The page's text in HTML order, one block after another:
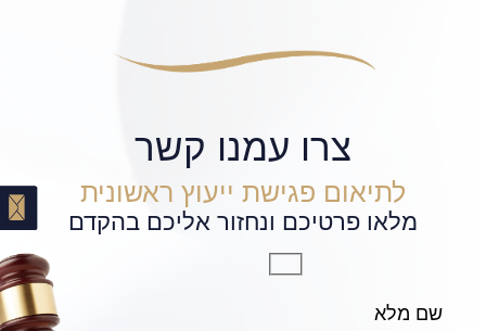
צרו עמנו קשר
לתיאום פגישת ייעוץ ראשונית
מלאו פרטיכם ונחזור אליכם בהקדם